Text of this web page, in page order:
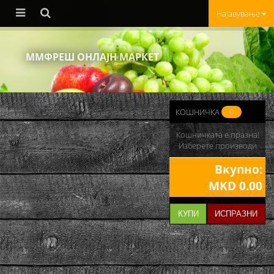
Најавување
ММФРЕШ ОНЛАЈН МАРКЕТ
КОШНИЧКА 0
Кошничката е празна!
Изберете производи
Вкупно:
MKD 0.00
КУПИ ИСПРАЗНИ